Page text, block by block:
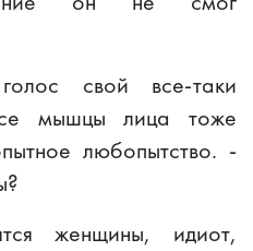
свой все-таки
мышцы лица тоже
любопытство. -
женщины, идиот,